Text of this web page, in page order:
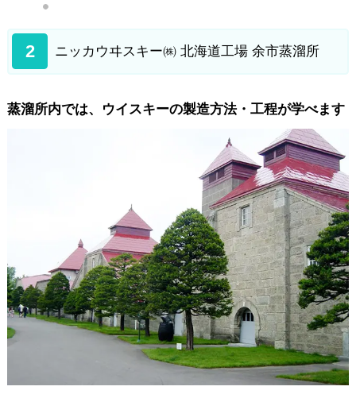
2 ニッカウヰスキー㈱ 北海道工場 余市蒸溜所
蒸溜所内では、ウイスキーの製造方法・工程が学べます